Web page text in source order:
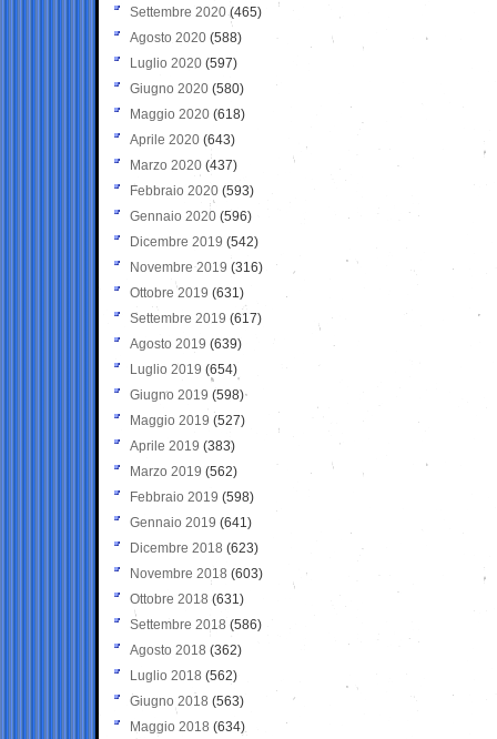
Settembre 2020(465)
Agosto 2020 (588)
Luglio 2020 (597)
Giugno 2020 (580)
Maggio 2020 (618)
Aprile 2020 (643)
Marzo 2020 (437)
Febbraio 2020 (593)
Gennaio 2020 (596)
Dicembre 2019 (542)
Novembre 2019 (316)
Ottobre 2019 (631)
Settembre 2019 (617)
Agosto 2019 (639)
Luglio 2019 (654)
Giugno 2019 (598)
Maggio 2019 (527)
Aprile 2019 (383)
Marzo 2019 (562)
Febbraio 2019 (598)
Gennaio 2019 (641)
Dicembre 2018 (623)
Novembre 2018 (603)
Ottobre 2018 (631)
Settembre 2018 (586)
Agosto 2018 (362)
Luglio 2018 (562)
Giugno 2018 (563)
Maggio 2018 (634)